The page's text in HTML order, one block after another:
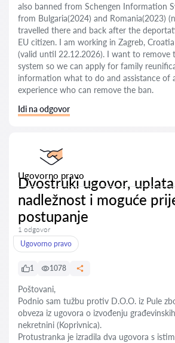
also banned from Schengen Information
from Bulgaria(2024) and Romania(2023)
travelled there and back after the
EU citizen. I am working in Zagreb,
(valid until 22.12.2026). I want to remove
system so we can apply for family
information what to do and assistance of
experience who can remove the ban.
Idi na odgovor
Ugovorno pravo
Dvostruki ugovor,
nadležnost i moguće
postupanje
1 odgovor
Ugovorno pravo
1 1078
Poštovani,
Podnio sam tužbu protiv D.O.O. iz Pule
obveza iz ugovora o izvođenju
nekretnini (Koprivnica).
Protustranka je izradila dva ugovora s